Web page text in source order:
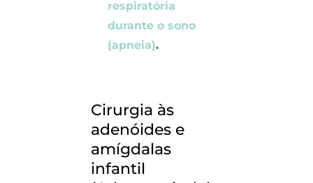
respiratória
durante o sono
(apneia).
Cirurgia às
adenóides e
amígdalas
infantil